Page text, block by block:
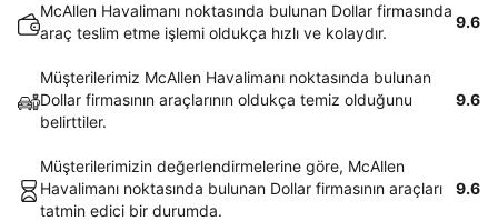
McAllen Havalimanı noktasında bulunan Dollar firmasında
araç teslim etme işlemi oldukça hızlı ve kolaydır.
9.6
Müşterilerimiz McAllen Havalimanı noktasında bulunan
Dollar firmasının araçlarının oldukça temiz olduğunu
belirttiler.
9.6
Müşterilerimizin değerlendirmelerine göre, McAllen
Havalimanı noktasında bulunan Dollar firmasının araçları
tatmin edici bir durumda.
9.6